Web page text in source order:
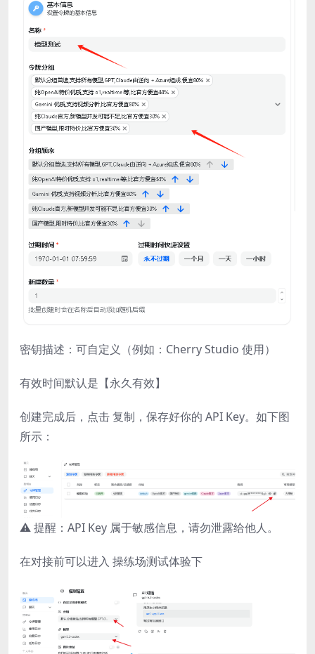
密钥描述：可自定义（例如：Cherry Studio 使用）
有效时间默认是【永久有效】
创建完成后，点击 复制，保存好你的 API Key。如下图
所示：
⚠️ 提醒：API Key 属于敏感信息，请勿泄露给他人。
在对接前可以进入 操练场测试体验下